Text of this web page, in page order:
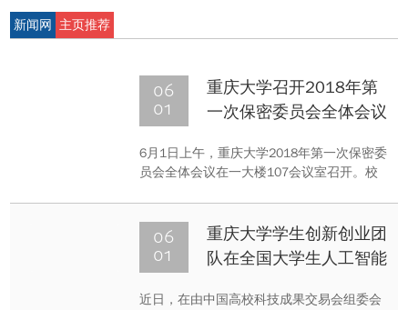
新闻网
主页推荐
06
01
重庆大学召开2018年第
一次保密委员会全体会议
6月1日上午，重庆大学2018年第一次保密委
员会全体会议在一大楼107会议室召开。校
陶举虎等保密委员会成员参加会议。会议传
达学习了上级有关会议文件精神，讨论审议
了学校保密工作制度文件，研究部署了学校
06
01
重庆大学学生创新创业团
队在全国大学生人工智能
近日，在由中国高校科技成果交易会组委会